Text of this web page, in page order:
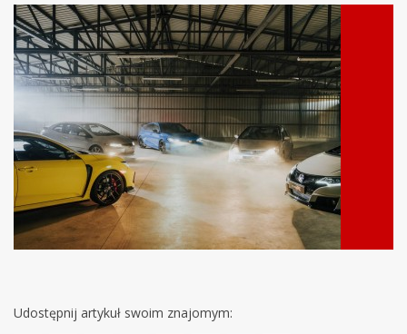
Udostępnij artykuł swoim znajomym: